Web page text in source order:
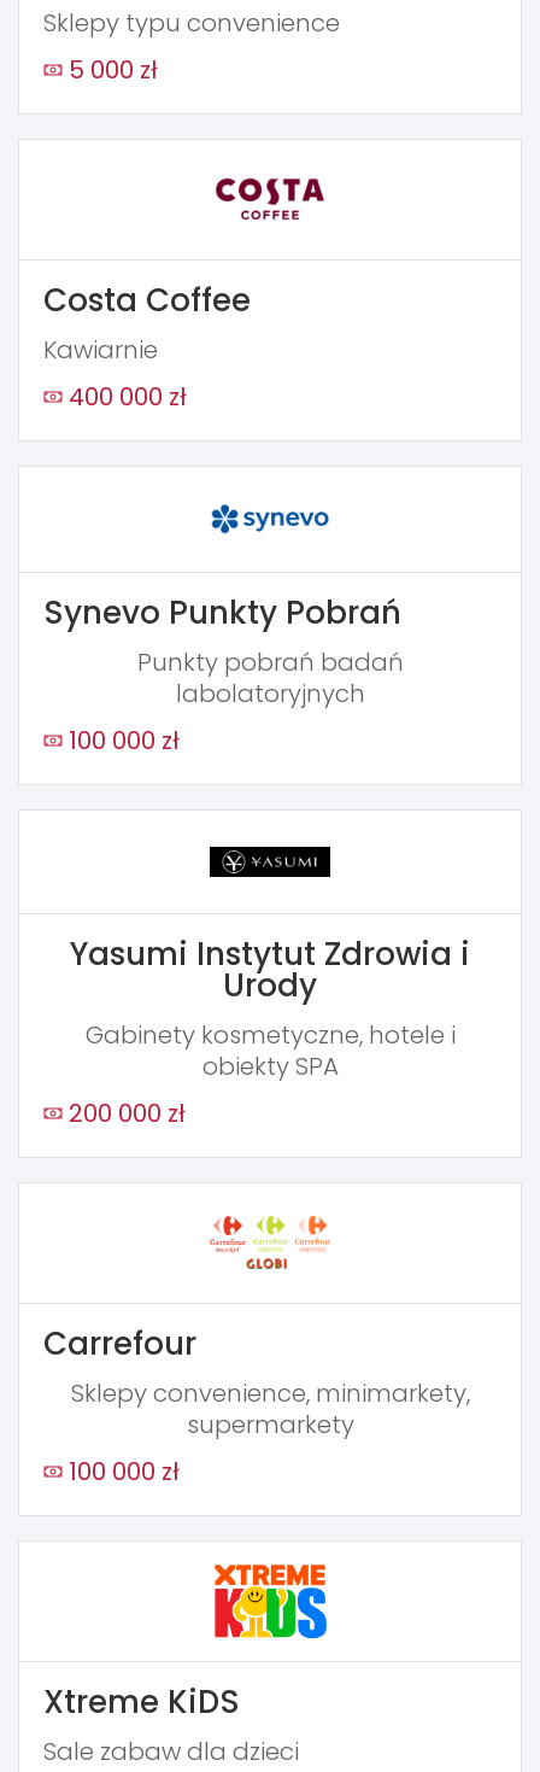
Sklepy typu convenience
5 000 zł
Costa Coffee
Kawiarnie
400 000 zł
Synevo Punkty Pobrań
Punkty pobrań badań
labolatoryjnych
100 000 zł
Yasumi Instytut Zdrowia i
Urody
Gabinety kosmetyczne, hotele i
obiekty SPA
200 000 zł
Carrefour
Sklepy convenience, minimarkety,
supermarkety
100 000 zł
Xtreme KiDS
Sale zabaw dla dzieci